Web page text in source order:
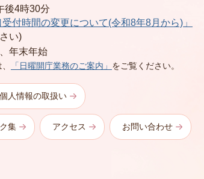
後4時30分
受付時間の変更について(令和8年8月から)」
い)
年末年始
「日曜開庁業務のご案内」 をご覧ください。
個人情報の取扱い
集 アクセス お問い合わせ